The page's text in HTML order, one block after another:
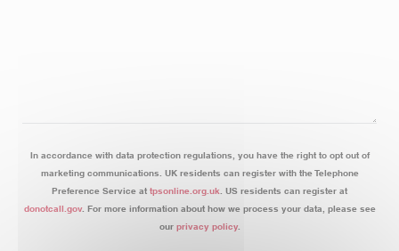
In accordance with data protection regulations, you have the right to opt out of
marketing communications. UK residents can register with the Telephone
Preference Service at tpsonline.org.uk . US residents can register at
donotcall.gov. For more information about how we process your data, please see
our privacy policy.